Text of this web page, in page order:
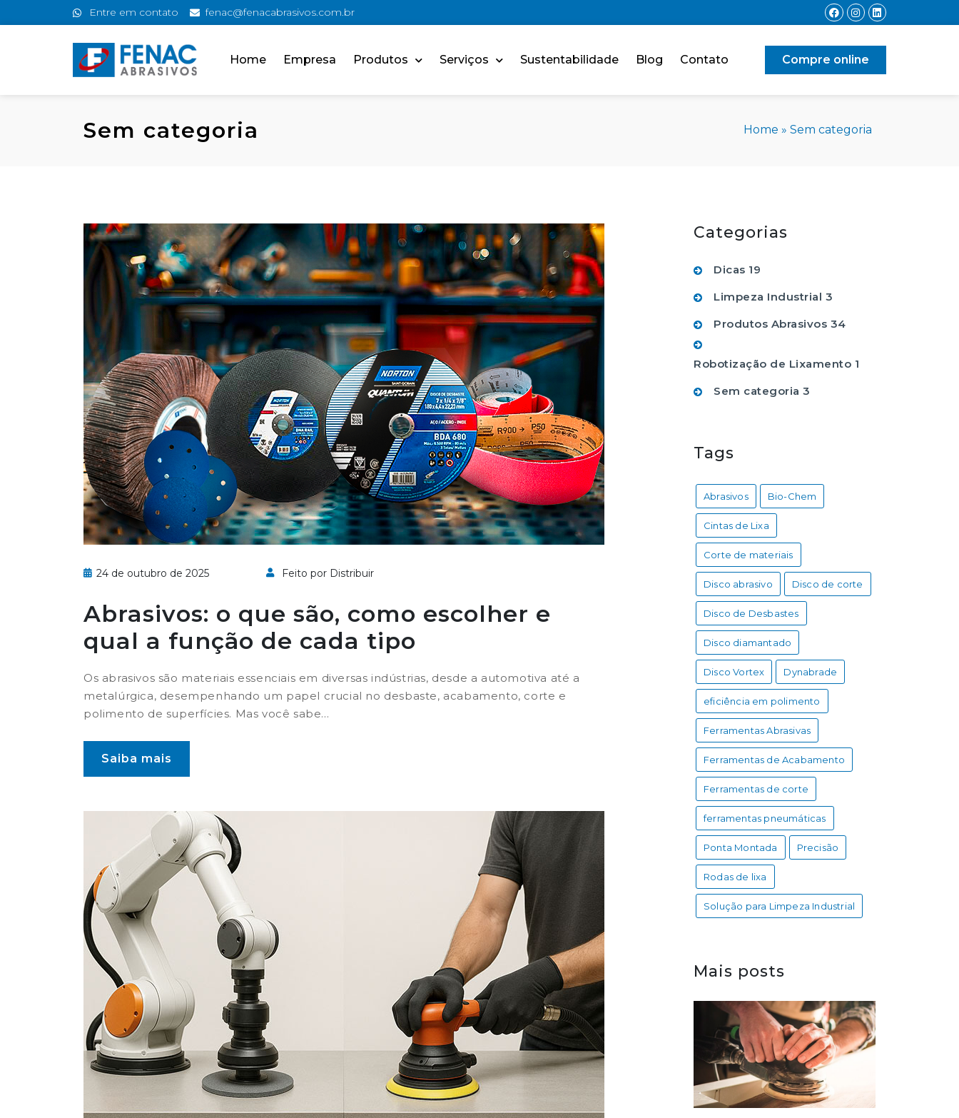
Entre em contato fenac@fenacabrasivos.com.br
Home Empresa Produtos Serviços Sustentabilidade Blog Contato Compre online
Sem categoria Home » Sem categoria
24 de outubro de 2025 Feito por Distribuir
Abrasivos: o que são, como escolher e
qual a função de cada tipo
Os abrasivos são materiais essenciais em diversas indústrias, desde a automotiva até a
metalúrgica, desempenhando um papel crucial no desbaste, acabamento, corte e
polimento de superfícies. Mas você sabe...
Saiba mais
Categorias
Dicas 19
Limpeza Industrial 3
Produtos Abrasivos 34
Robotização de Lixamento 1
Sem categoria 3
Tags
Abrasivos Bio-Chem
Cintas de Lixa
Corte de materiais
Disco abrasivo Disco de corte
Disco de Desbastes
Disco diamantado
Disco Vortex Dynabrade
eficiência em polimento
Ferramentas Abrasivas
Ferramentas de Acabamento
Ferramentas de corte
ferramentas pneumáticas
Ponta Montada Precisão
Rodas de lixa
Solução para Limpeza Industrial
Mais posts